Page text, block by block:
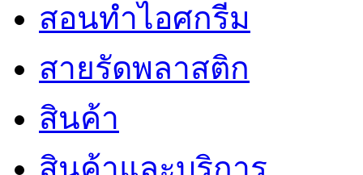
สอนทำไอศกรีม
สายรัดพลาสติก
สินค้า